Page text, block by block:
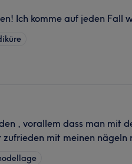
Ich komme auf jeden Fall
, vorallem dass man mit
zufrieden mit meinen nägeln